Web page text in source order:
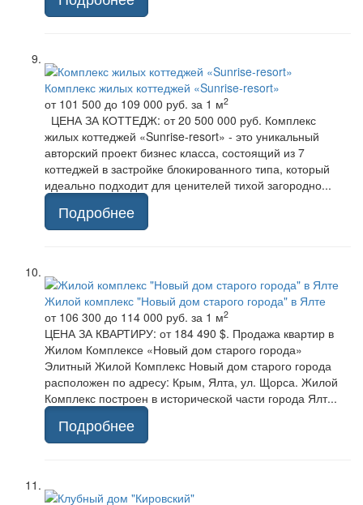
Комплекс жилых коттеджей «Sunrise-resort»
от 101 500 до 109 000 руб. за 1 м2
ЦЕНА ЗА КОТТЕДЖ: от 20 500 000 руб. Комплекс
жилых коттеджей «Sunrise-resort» - это уникальный
авторский проект бизнес класса, состоящий из 7
коттеджей в застройке блокированного типа, который
идеально подходит для ценителей тихой загородно...
Подробнее
Жилой комплекс "Новый дом старого города" в Ялте
от 106 300 до 114 000 руб. за 1 м2
ЦЕНА ЗА КВАРТИРУ: от 184 490 $. Продажа квартир в
Жилом Комплексе «Новый дом старого города»
Элитный Жилой Комплекс Новый дом старого города
расположен по адресу: Крым, Ялта, ул. Щорса. Жилой
Комплекс построен в исторической части города Ялт...
Подробнее